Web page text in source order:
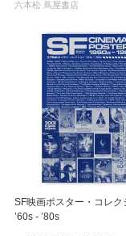
六本松 蔦屋書店
SF映画ポスター・コレク
’60s - ’80s